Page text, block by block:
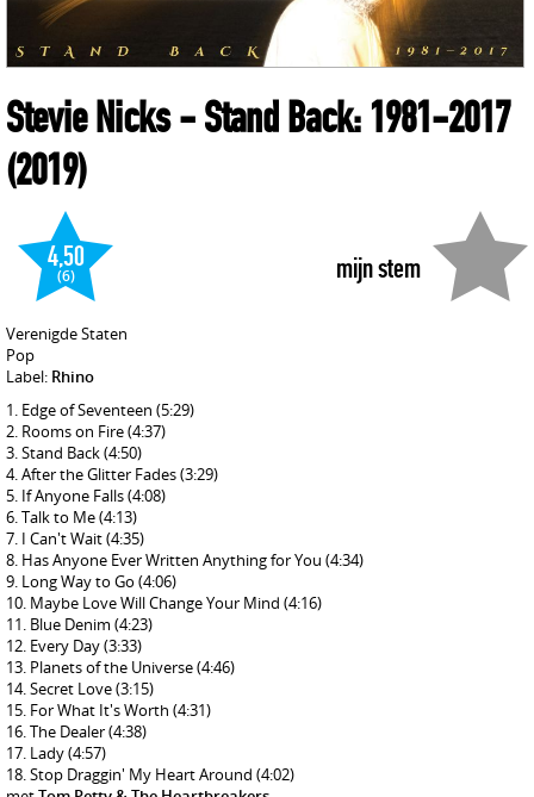
Stevie Nicks- Stand Back: 1981-2017
(2019)
mijn stem
4,50
(6)
Verenigde Staten
Pop
Label: Rhino
Edge of Seventeen (5:29)
Rooms on Fire(4:37)
Stand Back(4:50)
After the Glitter Fades(3:29)
If Anyone Falls(4:08)
Talk to Me(4:13)
I Can't Wait(4:35)
Has Anyone Ever Written Anything for You (4:34)
Long Way to Go (4:06)
Maybe Love Will Change Your Mind (4:16)
Blue Denim (4:23)
Every Day(3:33)
Planets of the Universe(4:46)
Secret Love(3:15)
For What It's Worth (4:31)
The Dealer(4:38)
Lady(4:57)
Stop Draggin' My Heart Around (4:02)